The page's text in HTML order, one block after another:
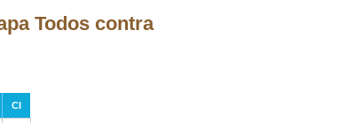
Todos contra
CI